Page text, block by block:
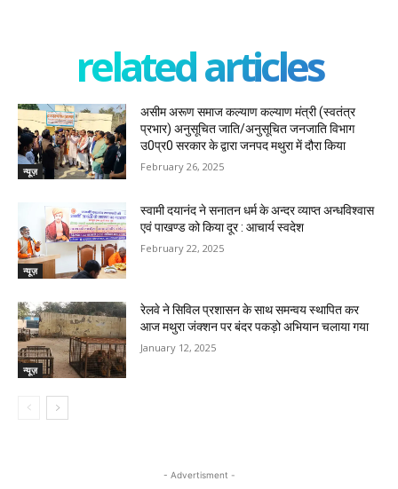
related articles
न्यूज़
असीम अरूण समाज कल्याण कल्याण मंत्री (स्वतंत्र
प्रभार) अनुसूचित जाति/अनुसूचित जनजाति विभाग
उ0प्र0 सरकार के द्वारा जनपद मथुरा में दौरा किया
February 26, 2025
न्यूज़
स्वामी दयानंद ने सनातन धर्म के अन्दर व्याप्त अन्धविश्वास
एवं पाखण्ड को किया दूर : आचार्य स्वदेश
February 22, 2025
न्यूज़
रेलवे ने सिविल प्रशासन के साथ समन्वय स्थापित कर
आज मथुरा जंक्शन पर बंदर पकड़ो अभियान चलाया गया
January 12, 2025
- Advertisment -